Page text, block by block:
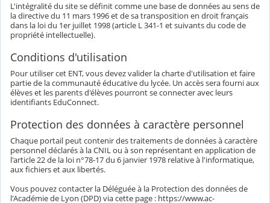
L'intégralité du site se définit comme une base de données au sens de
la directive du 11 mars 1996 et de sa transposition en droit français
dans la loi du 1er juillet 1998 (article L 341-1 et suivants du code de
propriété intellectuelle).
Conditions d'utilisation
Pour utiliser cet ENT, vous devez valider la charte d'utilisation et faire
partie de la communauté éducative du lycée. Un accès sera fourni aux
élèves et les parents d'élèves pourront se connecter avec leurs
identifiants EduConnect.
Protection des données à caractère personnel
Chaque portail peut contenir des traitements de données à caractère
personnel déclarés à la CNIL ou à son représentant en application de
l'article 22 de la loi n°78-17 du 6 janvier 1978 relative à l'informatique,
aux fichiers et aux libertés.
Vous pouvez contacter la Déléguée à la Protection des données de
l'Académie de Lyon (DPD) via cette page : https://www.ac-